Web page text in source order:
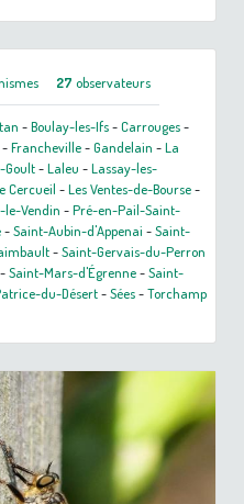
27 observateurs
-Boulay-les-Ifs-Carrouges-
-Francheville-Gandelain -La
Goult-Laleu -Lassay-les-
Cercueil -Les Ventes-de-Bourse-
le-Vendin -Pré-en-Pail-Saint-
-Saint-Aubin-d'Appenai -Saint-
-Saint-Gervais-du-Perron
-Saint-Mars-d'Égrenne-Saint-
du-Désert-Sées-Torchamp